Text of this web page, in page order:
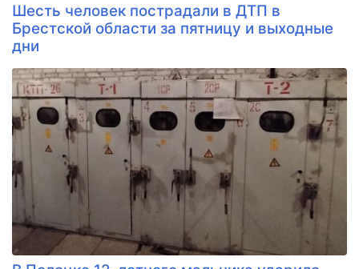
Шесть человек пострадали в ДТП в
Брестской области за пятницу и выходные
дни